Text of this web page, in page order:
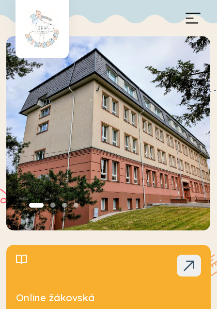
Online žákovská